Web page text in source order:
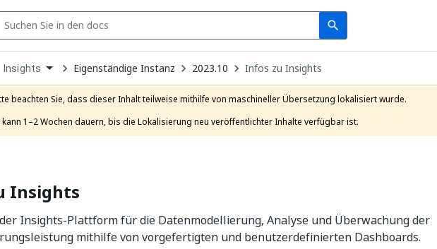
search
Search
Open
Dropdown
Insights Eigenständige Instanz 2023.10 Infos zu Insights
beachten Sie, dass dieser Inhalt teilweise mithilfe von maschineller Übersetzung lokalisiert wurde.
kann 1–2 Wochen dauern, bis die Lokalisierung neu veröffentlichter Inhalte verfügbar ist.
Insights
Insights-Plattform für die Datenmodellierung, Analyse und Überwachung der
mithilfe von vorgefertigten und benutzerdefinierten Dashboards.